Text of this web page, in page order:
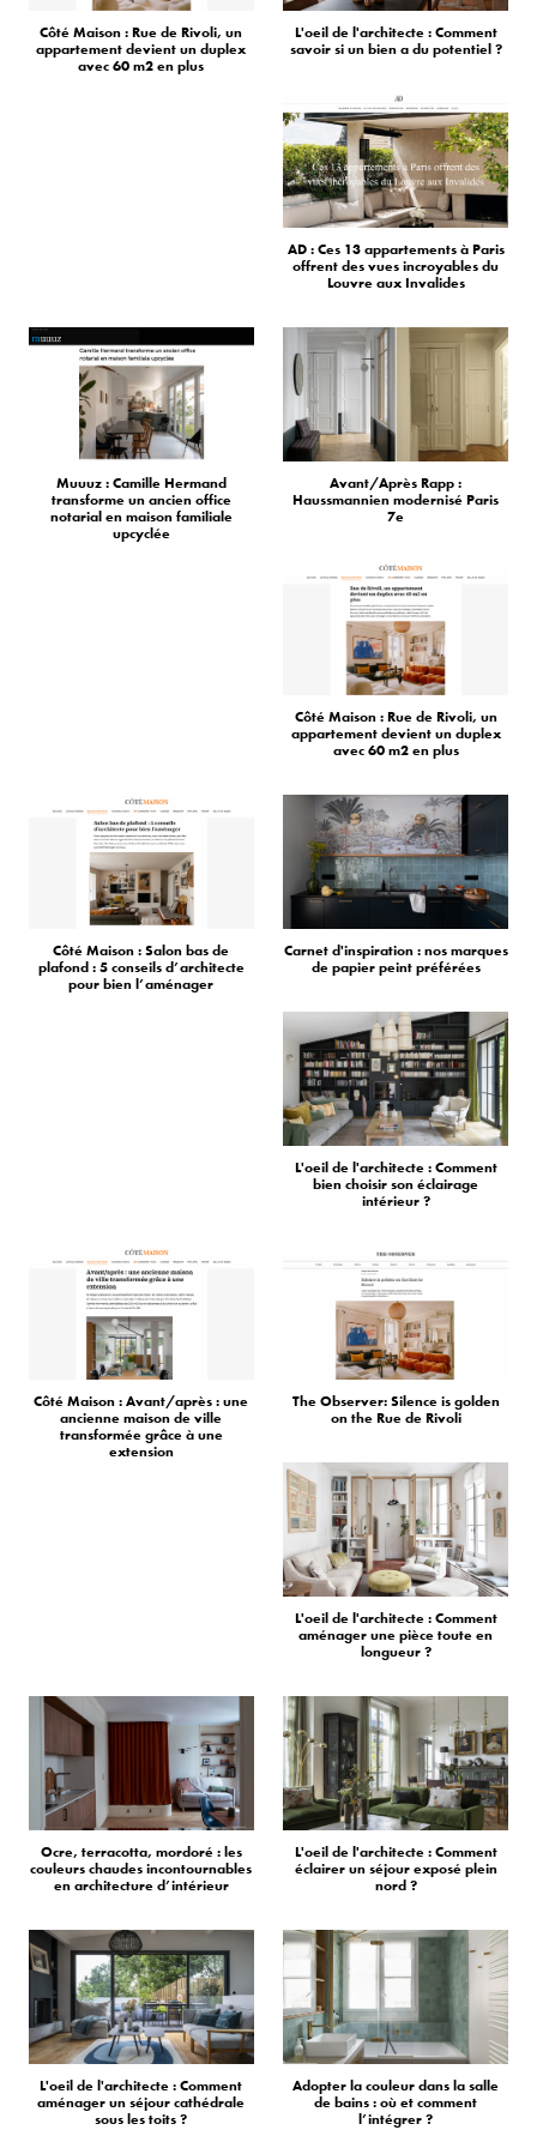
Côté Maison : Rue de Rivoli, un
appartement devient un duplex
avec 60 m2 en plus
L'oeil de l'architecte : Comment
savoir si un bien a du potentiel ?
AD : Ces 13 appartements à Paris
offrent des vues incroyables du
Louvre aux Invalides
Muuuz : Camille Hermand
transforme un ancien office
notarial en maison familiale
upcyclée
Avant/Après Rapp :
Haussmannien modernisé Paris
7e
Côté Maison : Rue de Rivoli, un
appartement devient un duplex
avec 60 m2 en plus
Côté Maison : Salon bas de
plafond : 5 conseils d’architecte
pour bien l’aménager
Carnet d'inspiration : nos marques
de papier peint préférées
L'oeil de l'architecte : Comment
bien choisir son éclairage
intérieur ?
Côté Maison : Avant/après : une
ancienne maison de ville
transformée grâce à une
extension
The Observer: Silence is golden
on the Rue de Rivoli
L'oeil de l'architecte : Comment
aménager une pièce toute en
longueur ?
Ocre, terracotta, mordoré : les
couleurs chaudes incontournables
en architecture d’intérieur
L'oeil de l'architecte : Comment
éclairer un séjour exposé plein
nord ?
L'oeil de l'architecte : Comment
aménager un séjour cathédrale
sous les toits ?
Adopter la couleur dans la salle
de bains : où et comment
l’intégrer ?